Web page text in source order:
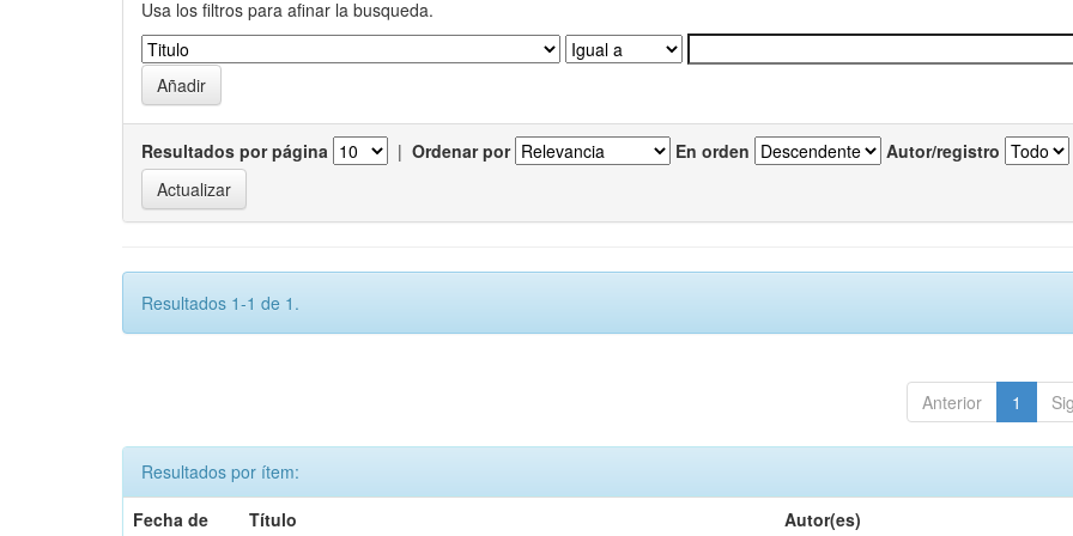
Usa los filtros para afinar la busqueda.
Resultados por página | Ordenar por En orden Autor/registro
Resultados 1-1 de 1.
Anterior 1
Resultados por ítem:
Fecha de
Título Autor(es)